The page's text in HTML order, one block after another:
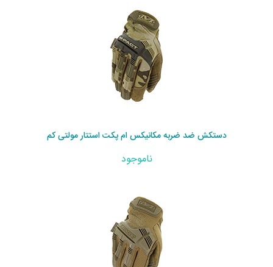
دستکش ضد ضربه مکانیکس ام پکت استتار مولتی کم
ناموجود